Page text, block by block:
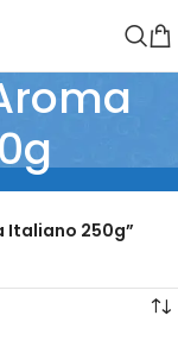
Italiano 250g”